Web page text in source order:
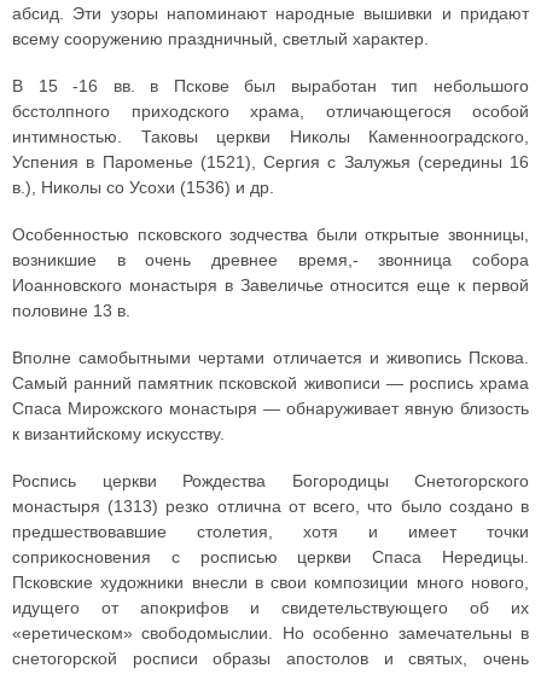
абсид. Эти узоры напоминают народные вышивки и придают
всему сооружению праздничный, светлый характер.
В 15 -16 вв. в Пскове был выработан тип небольшого
бсстолпного приходского храма, отличающегося особой
интимностью. Таковы церкви Николы Каменнооградского,
Успения в Пароменье (1521), Сергия с Залужья (середины 16
в.), Николы со Усохи (1536) и др.
Особенностью псковского зодчества были открытые звонницы,
возникшие в очень древнее время,- звонница собора
Иоанновского монастыря в Завеличье относится еще к первой
половине 13 в.
Вполне самобытными чертами отличается и живопись Пскова.
Самый ранний памятник псковской живописи — роспись храма
Спаса Мирожского монастыря — обнаруживает явную близость
к византийскому искусству.
Роспись церкви Рождества Богородицы Снетогорского
монастыря (1313) резко отлична от всего, что было создано в
предшествовавшие столетия, хотя и имеет точки
соприкосновения с росписью церкви Спаса Нередицы.
Псковские художники внесли в свои композиции много нового,
идущего от апокрифов и свидетельствующего об их
«еретическом» свободомыслии. Но особенно замечательны в
снетогорской росписи образы апостолов и святых, очень